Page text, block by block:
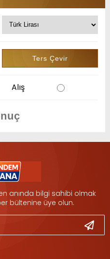
Alış
anında bilgi sahibi olmak
bültenine üye olun.